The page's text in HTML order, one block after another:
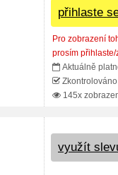
přihlaste
Pro zobrazení
prosím
Aktuálně
145x
využít